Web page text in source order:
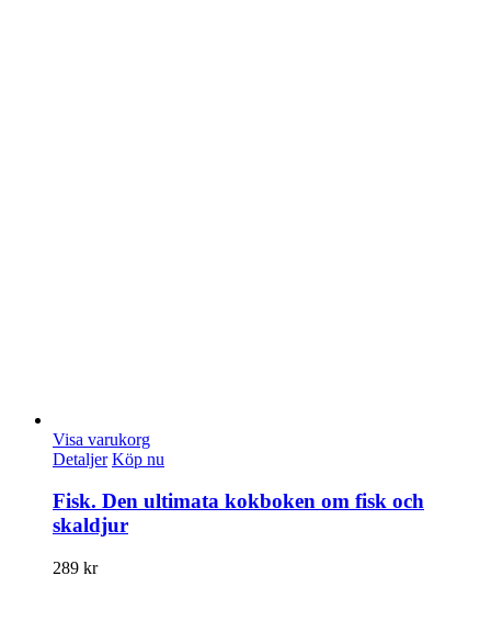
Visa varukorg
Detaljer Köp nu
Fisk. Den ultimata kokboken om fisk och
skaldjur
289 kr